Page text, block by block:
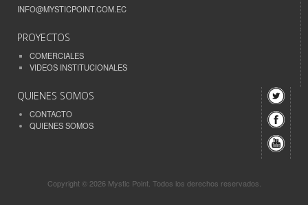
INFO@MYSTICPOINT.COM.EC
PROYECTOS
COMERCIALES
VIDEOS INSTITUCIONALES
QUIENES SOMOS
CONTACTO
QUIENES SOMOS
Copyright © 2026 Mystic Point. Todos los derechos reservados.